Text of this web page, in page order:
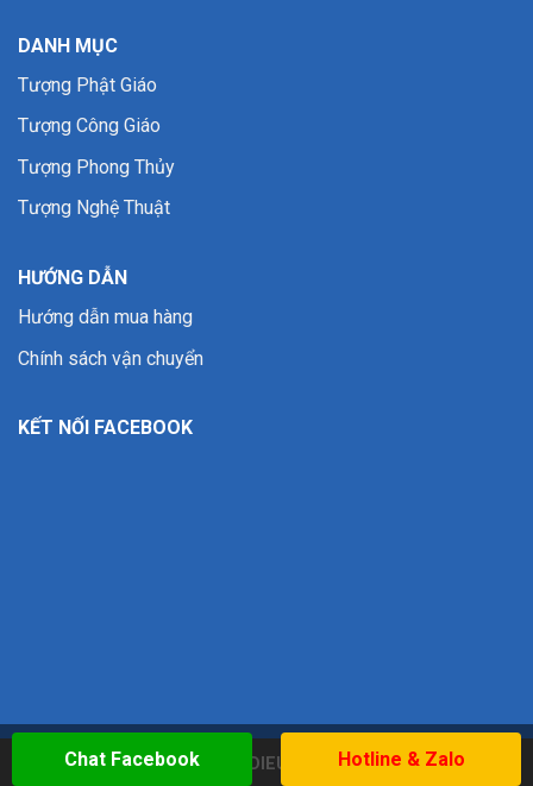
DANH MỤC
Tượng Phật Giáo
Tượng Công Giáo
Tượng Phong Thủy
Tượng Nghệ Thuật
HƯỚNG DẪN
Hướng dẫn mua hàng
Chính sách vận chuyển
KẾT NỐI FACEBOOK
Copyright 2026 © WWW.DIEUKHACBAOVUONG.COM
Chat Facebook Hotline & Zalo